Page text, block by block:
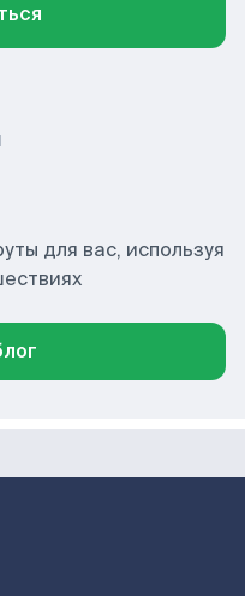
для вас, используя